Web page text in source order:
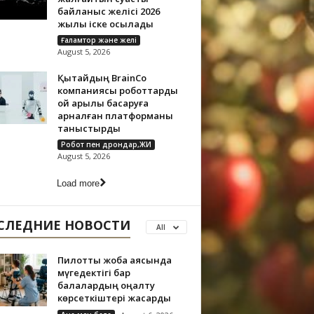
байланыс желісі 2026
жылы іске қосылады
Ғаламтор және желі
August 5, 2026
Қытайдың BrainCo
компаниясы роботтарды
ой арқылы басқаруға
арналған платформаны
таныстырды
Робот пен дрондар,ЖИ
August 5, 2026
Load more
НОВОСТИ All
Пилоттық жоба аясында
мүгедектігі бар
балалардың оңалту
көрсеткіштері жақсарды